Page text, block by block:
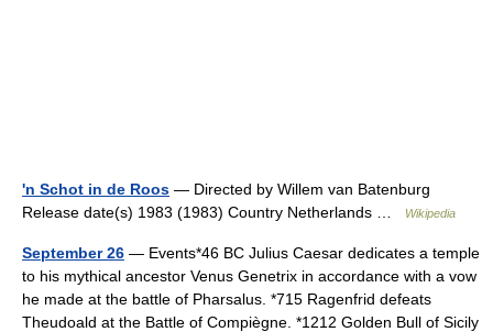
'n Schot in de Roos — Directed by Willem van Batenburg
Release date(s) 1983 (1983) Country Netherlands …
Wikipedia
September 26 — Events*46 BC Julius Caesar dedicates a temple
to his mythical ancestor Venus Genetrix in accordance with a vow
he made at the battle of Pharsalus. *715 Ragenfrid defeats
Theudoald at the Battle of Compiègne. *1212 Golden Bull of Sicily